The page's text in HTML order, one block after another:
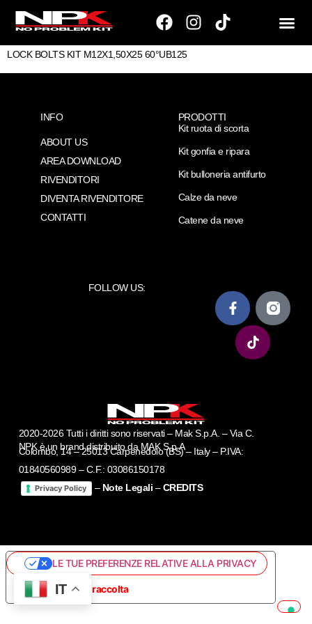
LOCK BOLTS KIT M12X1,50X25 60°UB125
NPK è un brand distribuito da MAK S.p.A
2020-2026 Tutti i diritti sono riservati – Mak S.p.A. – Via C.
Colombo, 14 – 25013 Carpenedolo (BS) – Italy – P.IVA:
01840560989 – C.F.: 03086150178
Privacy Policy – Note Legali –CREDITS
INFO
ABOUT US
AREA DOWNLOAD
RIVENDITORI
DIVENTA RIVENDITORE
CONTATTI
PRODOTTI
Kit ruota di scorta
Kit gonfia e ripara
Kit bulloneria antifurto
Calze da neve
Catene da neve
FOLLOW US:
IT
Informativa sulla raccolta
LE TUE PREFERENZE RELATIVE ALLA PRIVACY